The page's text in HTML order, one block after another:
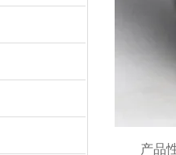
产品性